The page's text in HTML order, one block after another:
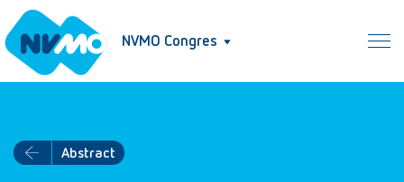
NVMO Congres
Abstract